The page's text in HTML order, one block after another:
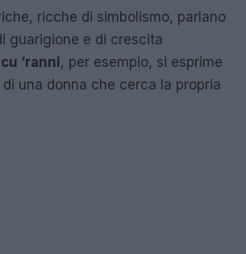
ricche di simbolismo, parlano
guarigione e di crescita
‘ranni, per esempio, si esprime
una donna che cerca la propria